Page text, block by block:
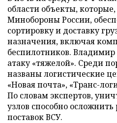
области объекты,
Минобороны России,
сортировку и доставку
назначения, включая
беспилотников. Владимир
атаку «тяжелой». Среди
названы логистические
«Новая почта», «Транс-
По словам экспертов,
узлов способно
поставок ВСУ.